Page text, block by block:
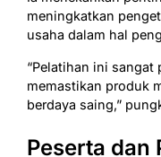
meningkatkan
usaha dalam hal
“Pelatihan ini
memastikan produk
berdaya saing,”
Peserta dan